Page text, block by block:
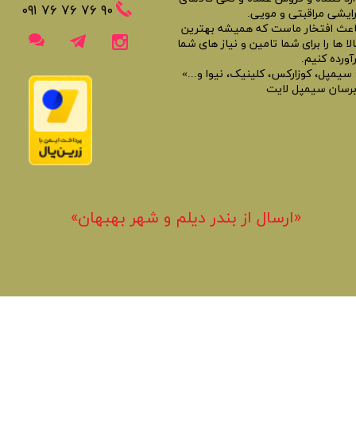
مراقبتی و مویی.
افتخار ماست که همیشه بهترین
ها را برای شما تامین و نیاز های شما
کنیم.
سیمپل، کوزارکس، کلینیک، نیوا و...»
سیمپل لایت
​​٩٠ ٧۶ ٧۶ ٧۶ ٠٩١
«​ارسال از بندر دیلم و شهر بهبهان»